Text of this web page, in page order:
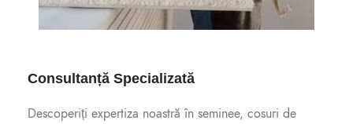
Consultanță Specializată
Descoperiți expertiza noastră în seminee, cosuri de